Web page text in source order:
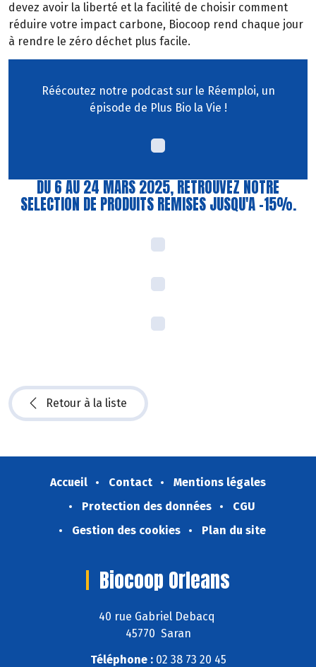
devez avoir la liberté et la facilité de choisir comment
réduire votre impact carbone, Biocoop rend chaque jour
à rendre le zéro déchet plus facile.
Réécoutez notre podcast sur le Réemploi, un
épisode de Plus Bio la Vie !
DU 6 AU 24 MARS 2025, RETROUVEZ NOTRE
SELECTION DE PRODUITS REMISES JUSQU'A -15%.
Retour à la liste
Accueil Contact
Mentions légales
Protection des données
CGU
Gestion des cookies
Plan du site
Biocoop Orleans
40 rue Gabriel Debacq
45770 Saran
Téléphone :02 38 73 20 45